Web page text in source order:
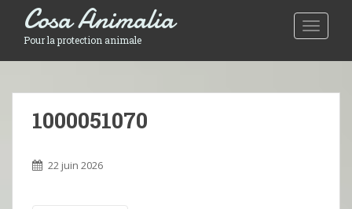
Toggle
Cosa Animalia
Pour la protection animale
1000051070
22 juin 2026